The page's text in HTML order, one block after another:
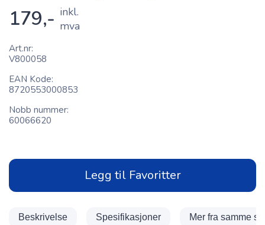
Art.nr
V800058
EAN Kode
8720553000853
Nobb nummer
60066620
179,- inkl.
mva
Legg til Favoritter
Beskrivelse Spesifikasjoner Mer fra samme